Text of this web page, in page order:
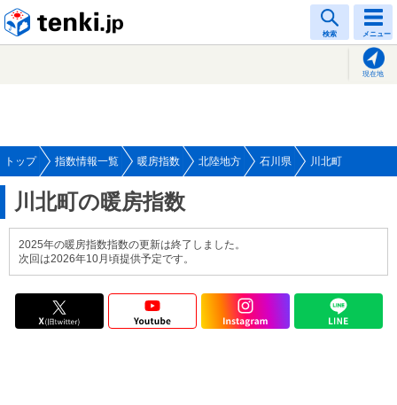
検索 メニュー
現在地
トップ 指数情報一覧 暖房指数 北陸地方 石川県 川北町
川北町の暖房指数
2025年の暖房指数指数の更新は終了しました。
次回は2026年10月頃提供予定です。